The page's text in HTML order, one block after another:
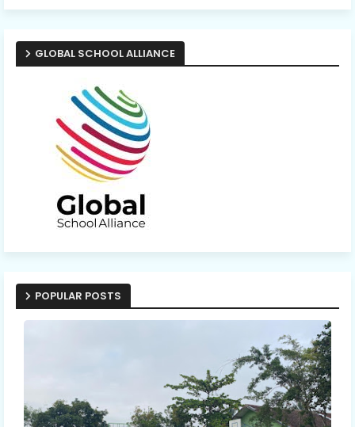
GLOBAL SCHOOL ALLIANCE
POPULAR POSTS